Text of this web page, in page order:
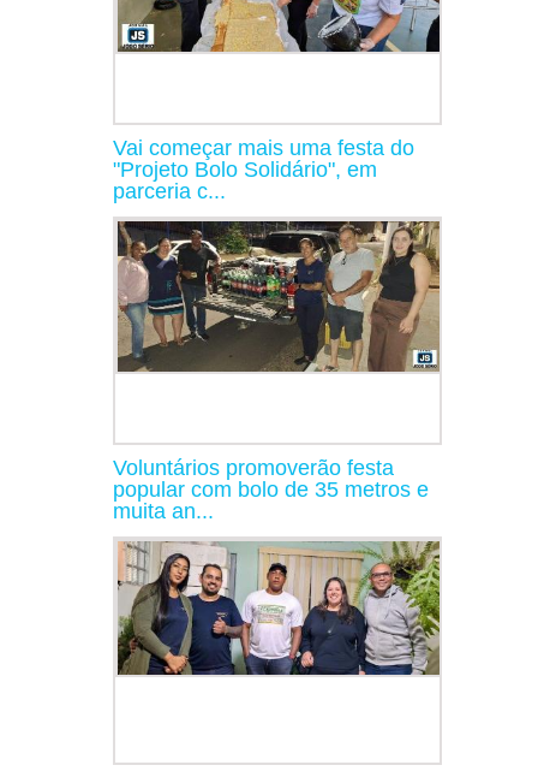
Vai começar mais uma festa do
"Projeto Bolo Solidário", em
parceria c...
Voluntários promoverão festa
popular com bolo de 35 metros e
muita an...